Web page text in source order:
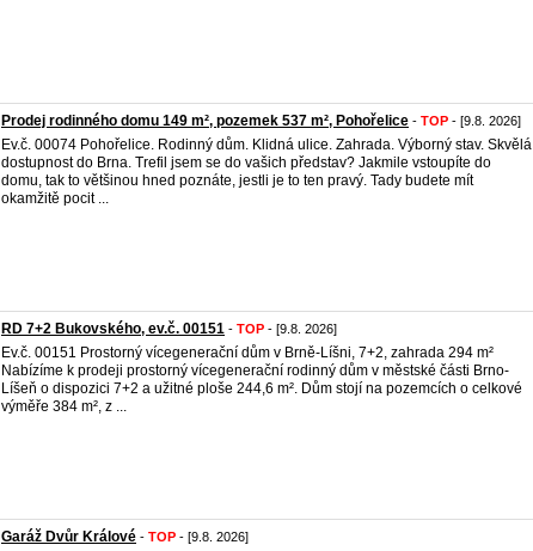
Prodej rodinného domu 149 m², pozemek 537 m², Pohořelice - TOP - [9.8. 2026]
Ev.č. 00074 Pohořelice. Rodinný dům. Klidná ulice. Zahrada. Výborný stav. Skvělá
dostupnost do Brna. Trefil jsem se do vašich představ? Jakmile vstoupíte do
domu, tak to většinou hned poznáte, jestli je to ten pravý. Tady budete mít
okamžitě pocit ...
RD 7+2 Bukovského, ev.č. 00151 - TOP - [9.8. 2026]
Ev.č. 00151 Prostorný vícegenerační dům v Brně-Líšni, 7+2, zahrada 294 m²
Nabízíme k prodeji prostorný vícegenerační rodinný dům v městské části Brno-
Líšeň o dispozici 7+2 a užitné ploše 244,6 m². Dům stojí na pozemcích o celkové
výměře 384 m², z ...
Garáž Dvůr Králové - TOP - [9.8. 2026]